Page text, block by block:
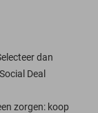
dan
Deal
zorgen: koop